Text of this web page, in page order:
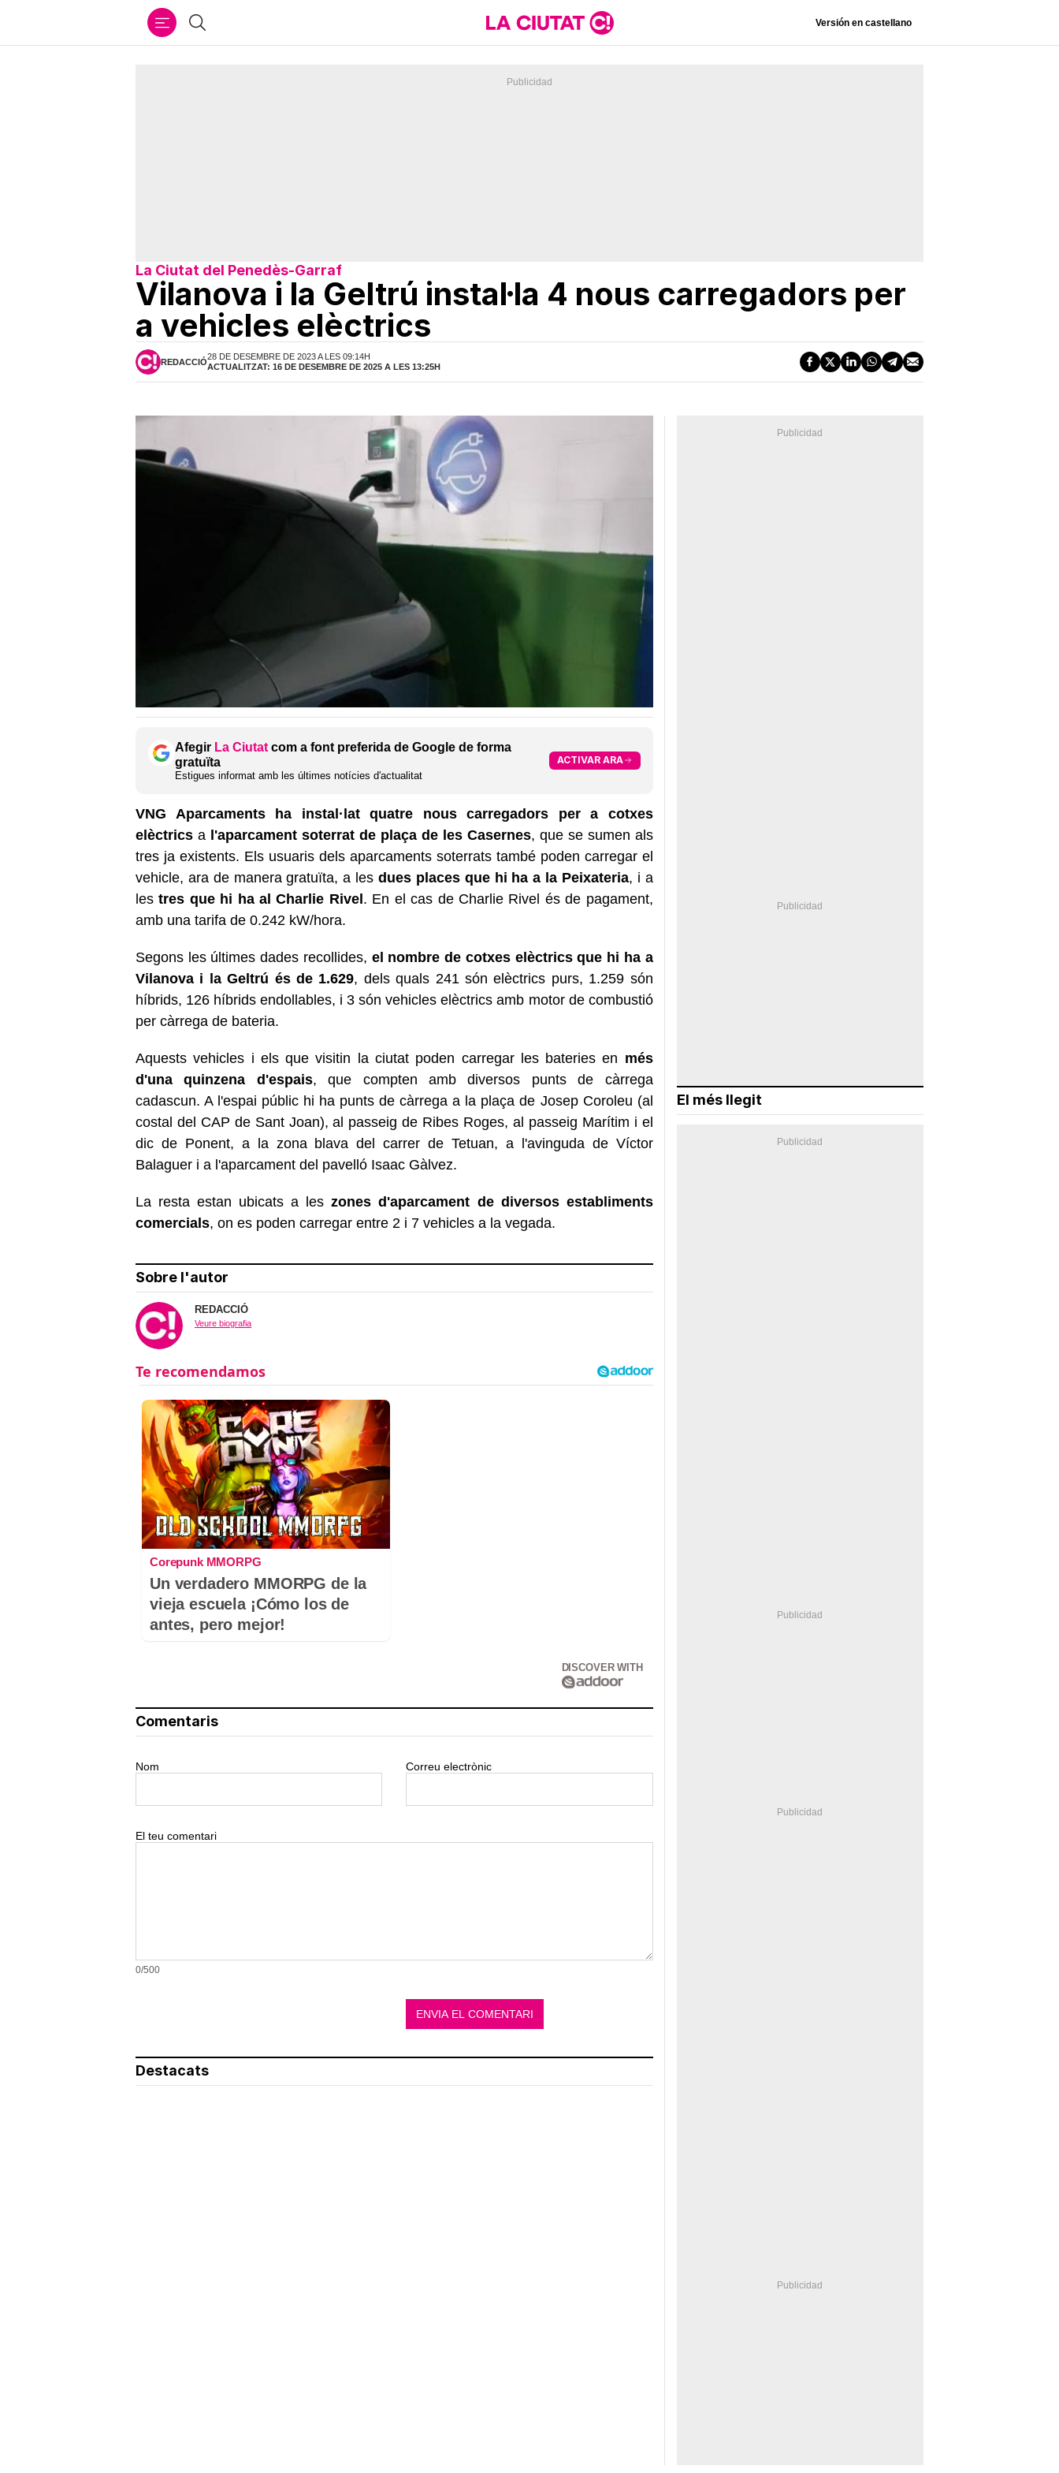
Cercar Versión en castellano
La Ciutat del Penedès-Garraf
Vilanova i la Geltrú instal·la 4 nous carregadors per
a vehicles elèctrics
REDACCIÓ
28 DE DESEMBRE DE 2023 A LES 09:14H
ACTUALITZAT: 16 DE DESEMBRE DE 2025 A LES 13:25H
Afegir La Ciutat com a font preferida de Google de forma
gratuïta
Estigues informat amb les últimes notícies d'actualitat
ACTIVAR ARA
VNG Aparcaments ha instal·lat quatre nous carregadors per a cotxes
elèctrics a l'aparcament soterrat de plaça de les Casernes, que se sumen als
tres ja existents. Els usuaris dels aparcaments soterrats també poden carregar el
vehicle, ara de manera gratuïta, a les dues places que hi ha a la Peixateria, i a
lestres que hi ha al Charlie Rivel. En el cas de Charlie Rivel és de pagament,
amb una tarifa de 0.242 kW/hora.
Segons les últimes dades recollides, el nombre de cotxes elèctrics que hi ha a
Vilanova i la Geltrú és de 1.629, dels quals 241 són elèctrics purs, 1.259 són
híbrids, 126 híbrids endollables, i 3 són vehicles elèctrics amb motor de combustió
per càrrega de bateria.
Aquests vehicles i els que visitin la ciutat poden carregar les bateries en més
d'una quinzena d'espais, que compten amb diversos punts de càrrega
cadascun. A l'espai públic hi ha punts de càrrega a la plaça de Josep Coroleu (al
costal del CAP de Sant Joan), al passeig de Ribes Roges, al passeig Marítim i el
dic de Ponent, a la zona blava del carrer de Tetuan, a l'avinguda de Víctor
Balaguer i a l'aparcament del pavelló Isaac Gàlvez.
La resta estan ubicats a leszones d'aparcament de diversos establiments
comercials, on es poden carregar entre 2 i 7 vehicles a la vegada.
Sobre l'autor
REDACCIÓ
Veure biografia
Corepunk MMORPG
Un verdadero MMORPG de la
vieja escuela ¡Cómo los de
antes, pero mejor!
DISCOVER WITH
Comentaris
Nom Correu electrònic
El teu comentari
0/500
Destacats
El més llegit